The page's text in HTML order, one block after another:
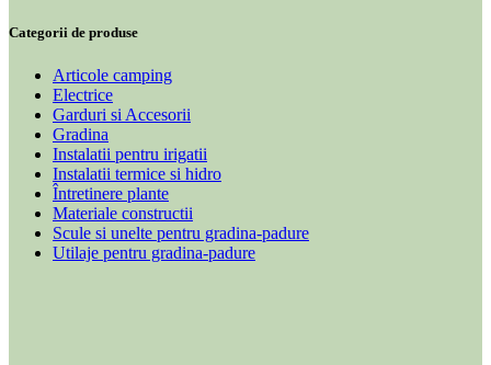
Categorii de produse
Articole camping
Electrice
Garduri si Accesorii
Gradina
Instalatii pentru irigatii
Instalatii termice si hidro
Întretinere plante
Materiale constructii
Scule si unelte pentru gradina-padure
Utilaje pentru gradina-padure